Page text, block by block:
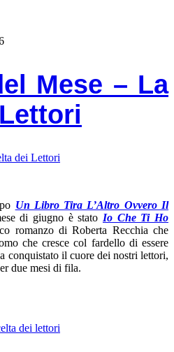
Mese – La
Un Libro Tira L’Altro Ovvero Il
di giugno è statoIo Che Ti Ho
romanzo di Roberta Recchia che
che cresce col fardello di essere
conquistato il cuore dei nostri lettori,
due mesi di fila.
dei lettori